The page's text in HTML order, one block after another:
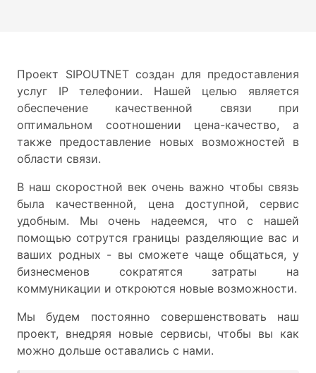
Проект SIPOUTNET создан для предоставления
услуг IP телефонии. Нашей целью является
обеспечение качественной связи при
оптимальном соотношении цена-качество, а
также предоставление новых возможностей в
области связи.
В наш скоростной век очень важно чтобы связь
была качественной, цена доступной, сервис
удобным. Мы очень надеемся, что с нашей
помощью сотрутся границы разделяющие вас и
ваших родных - вы сможете чаще общаться, у
бизнесменов сократятся затраты на
коммуникации и откроются новые возможности.
Мы будем постоянно совершенствовать наш
проект, внедряя новые сервисы, чтобы вы как
можно дольше оставались с нами.